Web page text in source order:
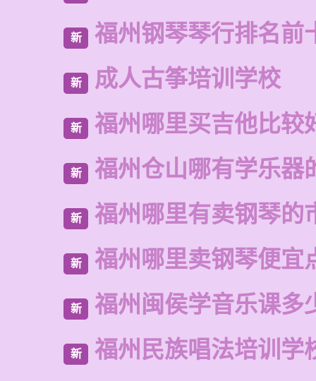
新 福州钢琴琴行排名前
新 成人古筝培训学校
新 福州哪里买吉他比较
新 福州仓山哪有学乐器
新 福州哪里有卖钢琴的
新 福州哪里卖钢琴便宜
新 福州闽侯学音乐课多
新 福州民族唱法培训学